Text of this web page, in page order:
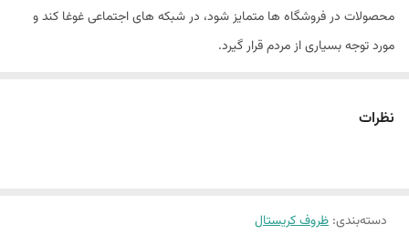
محصولات در فروشگاه ها متمایز شود، در شبکه های اجتماعی غوغا کند و
مورد توجه بسیاری از مردم قرار گیرد.
نظرات
دسته‌بندی: ظروف کریستال